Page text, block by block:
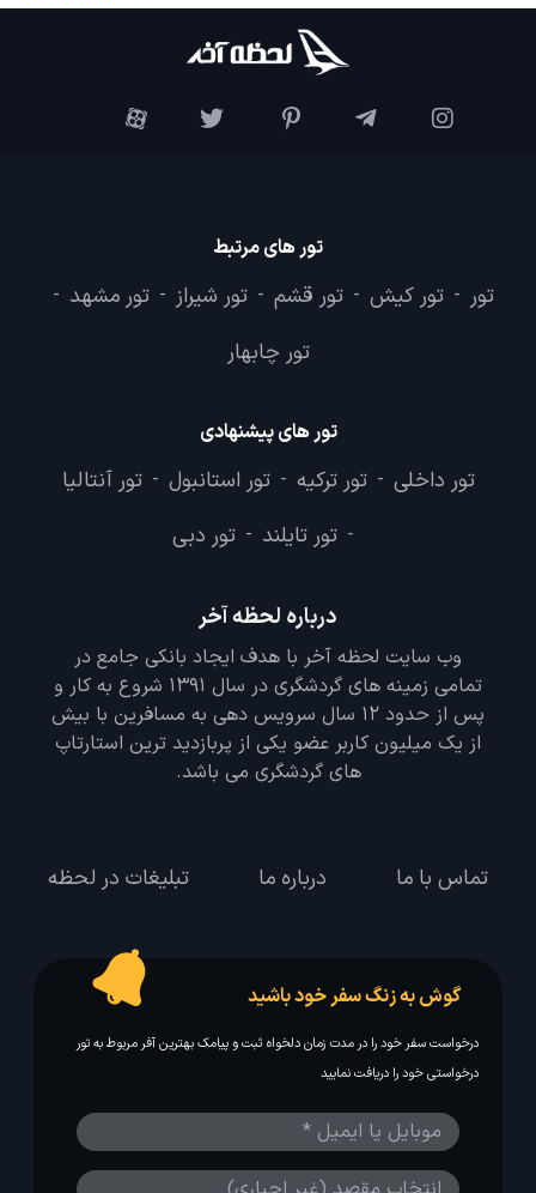
تور های مرتبط
تور - تور کیش - تور قشم - تور شیراز - تور مشهد -
تور چابهار
تور های پیشنهادی
تور داخلی - تور ترکیه - تور استانبول - تور آنتالیا
- تور تایلند - تور دبی
درباره لحظه آخر
وب سایت لحظه آخر با هدف ایجاد بانکی جامع در
تمامی زمینه های گردشگری در سال 1391 شروع به کار و
پس از حدود 12 سال سرویس دهی به مسافرین با بیش
از یک میلیون کاربر عضو یکی از پربازدید ترین استارتاپ
های گردشگری می باشد.
تماس با ما درباره ما تبلیغات در لحظه
گوش به زنگ سفر خود باشید
درخواست سفر خود را در مدت زمان دلخواه ثبت و پیامک بهترین آفر مربوط به تور
درخواستی خود را دریافت نمایید